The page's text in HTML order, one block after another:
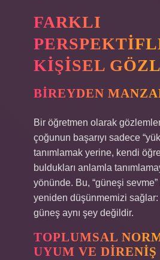
FARKLI
KIŞISEL
BIREYDEN
Bir öğretmen olarak
çoğunun başarıyı sadece
tanımlamak yerine, kendi
buldukları anlamla
yönünde. Bu, “güneşi
yeniden düşünmemizi
güneş aynı şey değildir.
TOPLUMSAL
UYUM VE DIRENIŞ